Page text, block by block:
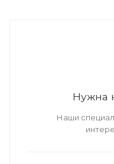
Нужна
Наши